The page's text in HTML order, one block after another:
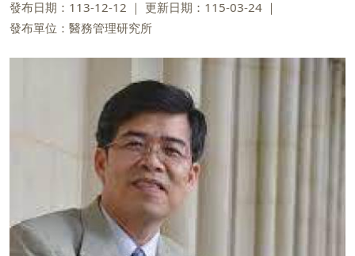
發布日期：113-12-12
更新日期：115-03-24
發布單位：醫務管理研究所